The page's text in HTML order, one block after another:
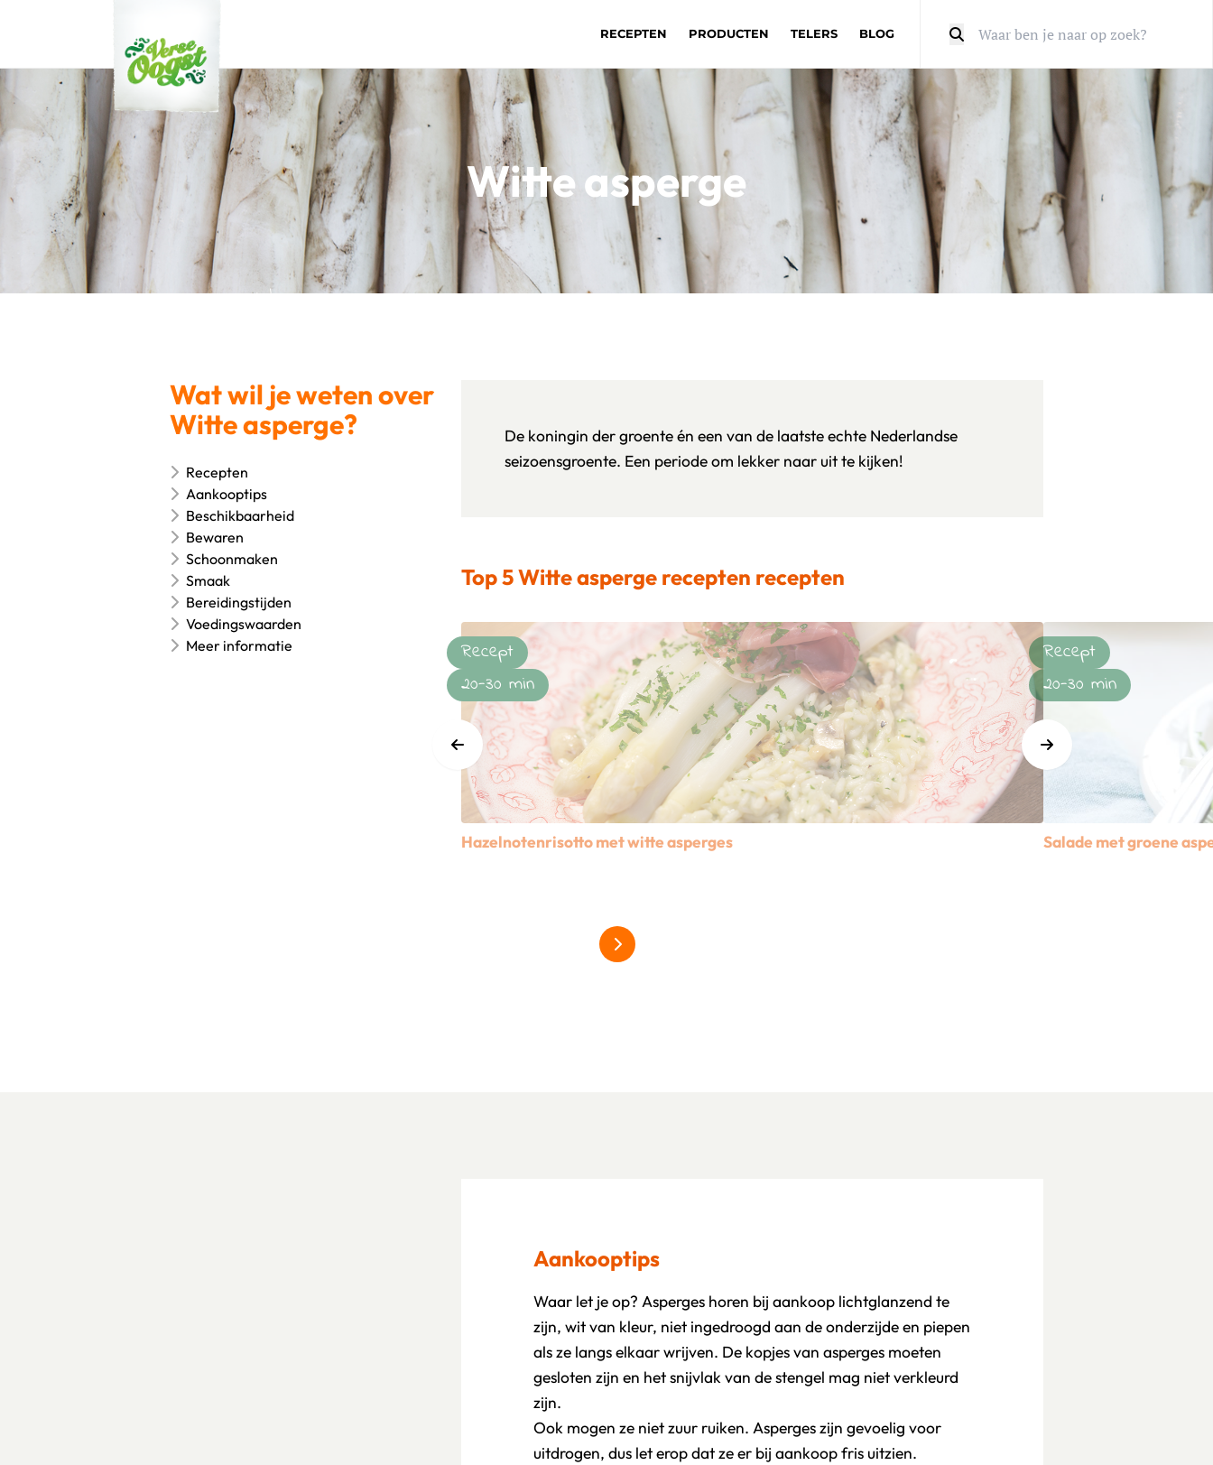
Verse Oogst
RECEPTEN PRODUCTEN TELERS BLOG
Witte asperge
Koningin der groente!
Wat wil je weten over
Witte asperge?
Recepten
Aankooptips
Beschikbaarheid
Bewaren
Schoonmaken
Smaak
Bereidingstijden
Voedingswaarden
Meer informatie
De koningin der groente én een van de laatste echte Nederlandse
seizoensgroente. Een periode om lekker naar uit te kijken!
Top 5 Witte asperge recepten recepten
Hazelnotenrisotto met witte asperges
Recept
20-30 min
Salade met groene
Recept
20-30 min
alles over asperges
Aankooptips
Waar let je op? Asperges horen bij aankoop lichtglanzend te
zijn, wit van kleur, niet ingedroogd aan de onderzijde en piepen
als ze langs elkaar wrijven. De kopjes van asperges moeten
gesloten zijn en het snijvlak van de stengel mag niet verkleurd
zijn.
Ook mogen ze niet zuur ruiken. Asperges zijn gevoelig voor
uitdrogen, dus let erop dat ze er bij aankoop fris uitzien.